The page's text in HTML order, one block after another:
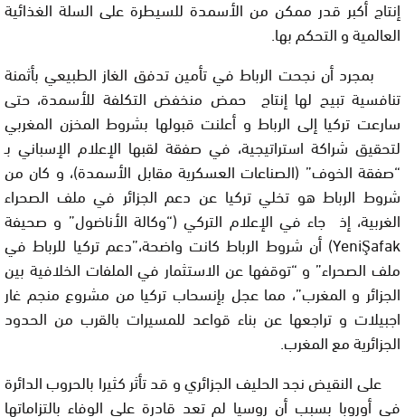
إنتاج أكبر قدر ممكن من الأسمدة للسيطرة على السلة الغذائية
العالمية و التحكم بها.
بمجرد أن نجحت الرباط في تأمين تدفق الغاز الطبيعي بأثمنة
تنافسية تبيح لها إنتاج حمض منخفض التكلفة للأسمدة، حتى
سارعت تركيا إلى الرباط و أعلنت قبولها بشروط المخزن المغربي
لتحقيق شراكة استراتيجية، في صفقة لقبها الإعلام الإسباني بـ
“صفقة الخوف” (الصناعات العسكرية مقابل الأسمدة)، و كان من
شروط الرباط هو تخلي تركيا عن دعم الجزائر في ملف الصحراء
الغربية، إذ جاء في الإعلام التركي (“وكالة الأناضول” و صحيفة
YeniŞafak) أن شروط الرباط كانت واضحة،”دعم تركيا للرباط في
ملف الصحراء” و “توقفها عن الاستثمار في الملفات الخلافية بين
الجزائر و المغرب”، مما عجل بإنسحاب تركيا من مشروع منجم غار
اجبيلات و تراجعها عن بناء قواعد للمسيرات بالقرب من الحدود
الجزائرية مع المغرب.
على النقيض نجد الحليف الجزائري و قد تأثر كثيرا بالحروب الدائرة
في أوروبا بسبب أن روسيا لم تعد قادرة على الوفاء بالتزاماتها